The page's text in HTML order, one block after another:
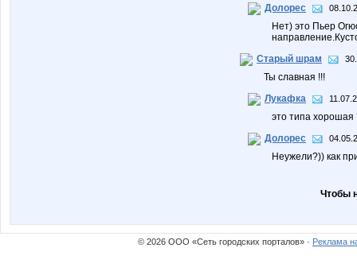
Долорес
Нет) это Пьер
Старый шрам
Ты славная !!!
Лукафка
это типа хорошая
Долорес
Неужели?)) как
Чтобы
© 2026 ООО «Сеть городских порталов» · Реклама